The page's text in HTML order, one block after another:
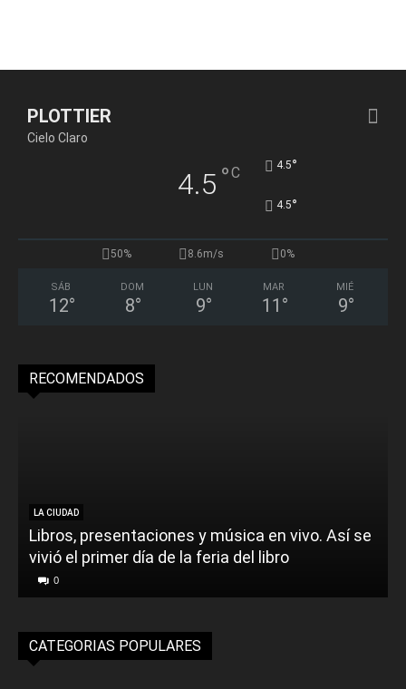
PLOTTIER
Cielo Claro
4.5 °C 4.5°
4.5°
50% 8.6m/s 0%
SÁB
12°
DOM
8°
LUN
9°
MAR
11 °
MIÉ
9°
RECOMENDADOS
LA CIUDAD
Libros, presentaciones y música en vivo. Así se
vivió el primer día de la feria del libro
0
CATEGORIAS POPULARES